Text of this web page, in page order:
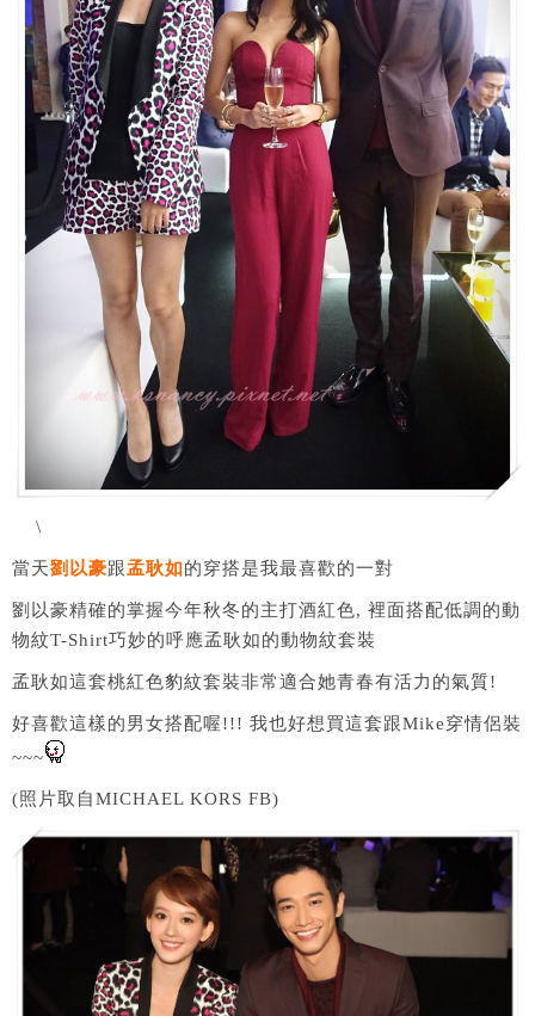
\
當天劉以豪跟孟耿如的穿搭是我最喜歡的一對
劉以豪精確的掌握今年秋冬的主打酒紅色, 裡面搭配低調的動
物紋T-Shirt巧妙的呼應孟耿如的動物紋套裝
孟耿如這套桃紅色豹紋套裝非常適合她青春有活力的氣質!
好喜歡這樣的男女搭配喔!!! 我也好想買這套跟Mike穿情侶裝
~~~
(照片取自MICHAEL KORS FB)